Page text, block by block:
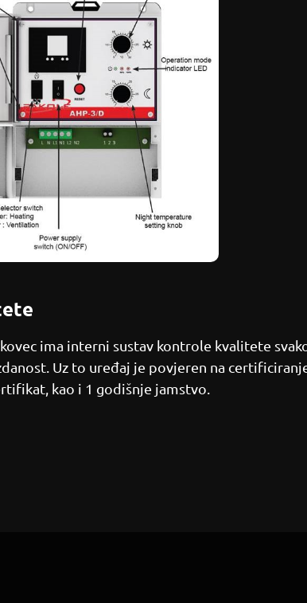
ima interni sustav kontrole kvalitete
Uz to uređaj je povjeren na
kao i 1 godišnje jamstvo.